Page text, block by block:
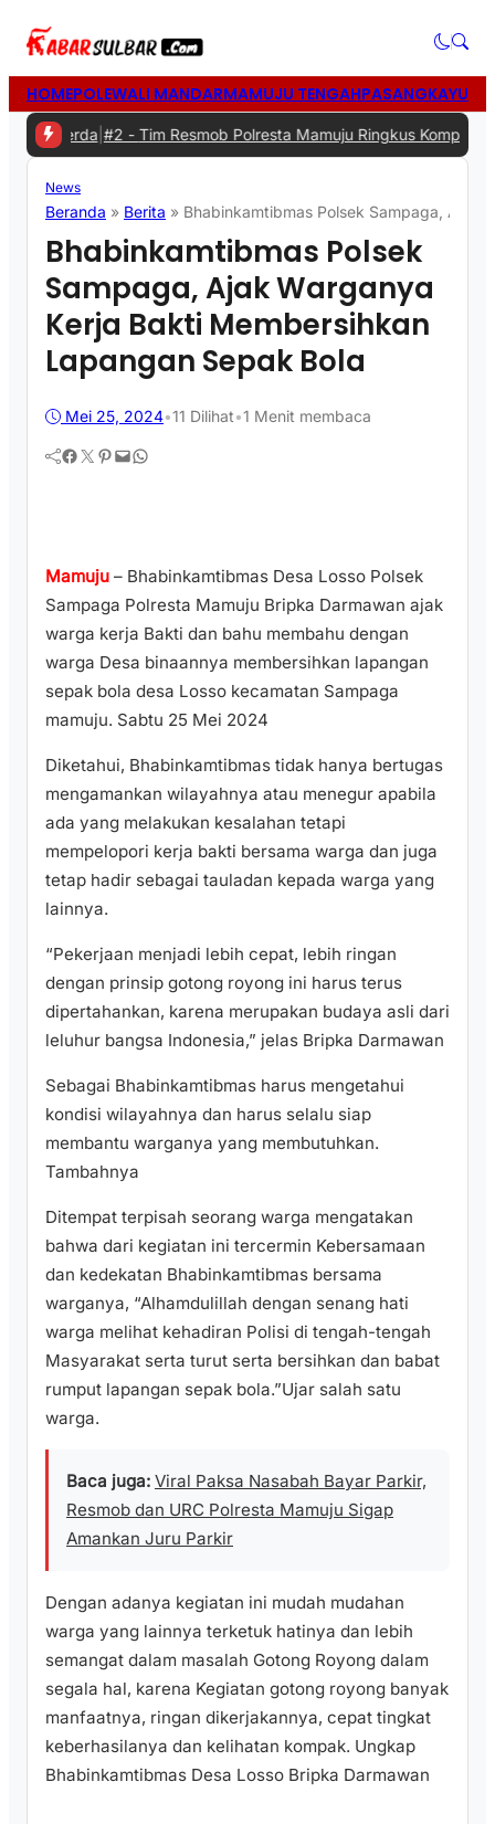
HOMEPOLEWALI MANDARMAMUJU TENGAHPASANGKAYU
|#2 -Tim Resmob Polresta Mamuju Ringkus Komplotan
News
Beranda » Berita » Bhabinkamtibmas Polsek Sampaga, Ajak
Bhabinkamtibmas Polsek
Sampaga, Ajak Warganya
Kerja Bakti Membersihkan
Lapangan Sepak Bola
Mei 25, 2024•11 Dilihat•1 Menit membaca
Facebook Twitter Pinterest Mail WhatsApp
Mamuju – Bhabinkamtibmas Desa Losso Polsek
Sampaga Polresta Mamuju Bripka Darmawan ajak
warga kerja Bakti dan bahu membahu dengan
warga Desa binaannya membersihkan lapangan
sepak bola desa Losso kecamatan Sampaga
mamuju. Sabtu 25 Mei 2024
Diketahui, Bhabinkamtibmas tidak hanya bertugas
mengamankan wilayahnya atau menegur apabila
ada yang melakukan kesalahan tetapi
mempelopori kerja bakti bersama warga dan juga
tetap hadir sebagai tauladan kepada warga yang
lainnya.
“Pekerjaan menjadi lebih cepat, lebih ringan
dengan prinsip gotong royong ini harus terus
dipertahankan, karena merupakan budaya asli dari
leluhur bangsa Indonesia,” jelas Bripka Darmawan
Sebagai Bhabinkamtibmas harus mengetahui
kondisi wilayahnya dan harus selalu siap
membantu warganya yang membutuhkan.
Tambahnya
Ditempat terpisah seorang warga mengatakan
bahwa dari kegiatan ini tercermin Kebersamaan
dan kedekatan Bhabinkamtibmas bersama
warganya, “Alhamdulillah dengan senang hati
warga melihat kehadiran Polisi di tengah-tengah
Masyarakat serta turut serta bersihkan dan babat
rumput lapangan sepak bola.”Ujar salah satu
warga.
Baca juga: Viral Paksa Nasabah Bayar Parkir,
Resmob dan URC Polresta Mamuju Sigap
Amankan Juru Parkir
Dengan adanya kegiatan ini mudah mudahan
warga yang lainnya terketuk hatinya dan lebih
semangat dalam masalah Gotong Royong dalam
segala hal, karena Kegiatan gotong royong banyak
manfaatnya, ringan dikerjakannya, cepat tingkat
keberhasilanya dan kelihatan kompak. Ungkap
Bhabinkamtibmas Desa Losso Bripka Darmawan